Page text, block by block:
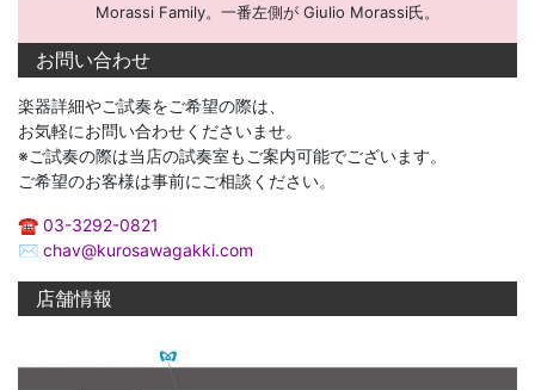
Morassi Family。一番左側が Giulio Morassi氏。
お問い合わせ
楽器詳細やご試奏をご希望の際は、
お気軽にお問い合わせくださいませ。
※ご試奏の際は当店の試奏室もご案内可能でございます。
ご希望のお客様は事前にご相談ください。
☎︎ 03-3292-0821
✉︎ chav@kurosawagakki.com
店舗情報